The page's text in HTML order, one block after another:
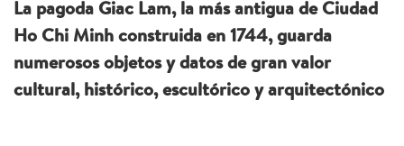
La pagoda Giac Lam, la más antigua de Ciudad
Ho Chi Minh construida en 1744, guarda
numerosos objetos y datos de gran valor
cultural, histórico, escultórico y arquitectónico